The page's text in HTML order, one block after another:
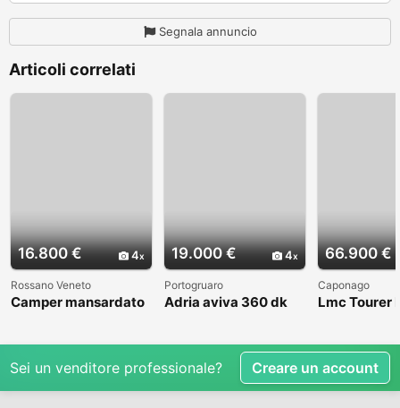
Segnala annuncio
Articoli correlati
16.800 € 4
Rossano Veneto
Camper mansardato
19.000 € 4
Portogruaro
Adria aviva 360 dk
66.900 €
Caponago
Lmc Tourer
Sei un venditore professionale? Creare un account